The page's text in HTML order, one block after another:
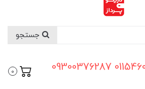
09111961461 - 01154606042 09300376287
0